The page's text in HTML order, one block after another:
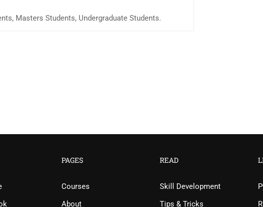
Masters Students, Undergraduate Students.
PAGES
Courses
About
READ
Skill Development
Tips & Tricks
R